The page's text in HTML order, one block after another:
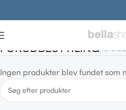
FORUDBESTTILING
Ingen produkter blev fundet som